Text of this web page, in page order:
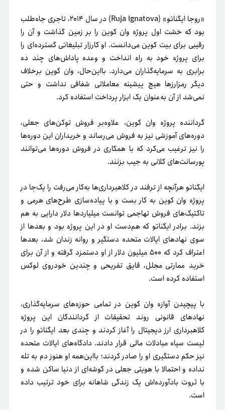
«روجا ایگناتو» (Ruja Ignatova) در سال ۲۰۱۴، تاجری جاه‌طلب
بود که خشت اول پروژه وان کوین را بر زمین گذاشت و آن را
رقیبی برای بیت کوین می‌دانست. او کارزار تبلیغاتی گسترده‌ای را
برای پروژه خود به راه انداخت و وعده پاداش‌های چند‌ ده
برابری به سرمایه‌گذاران می‌دارد. بااین‌حال، وان کوین برخلاف
دیگر رمزارزها هیچ پیشینه معاملاتی شفافی نداشت و حتی
نمی‌شد از آن به‌عنوان یک ابزار پرداخت استفاده کرد.
گرداننده پروژه وان کوین، علاوه‌بر فروش توکن‌های جعلی،
دوره‌های آموزشی نیز به فروش می‌رساند و خریداران این دوره‌ها
را نیز ترغیب می‌کرد که با همکاری در فروش دوره‌ها می‌توانند
پورسانت‌های کلانی به جیب بزنند.
ایگناتو هرآنچه از ترفند در کلاهبرداری‌ها به‌کار می‌رفت را یک‌جا در
پروژه وان کوین به کار بست و با پیاده‌سازی طرح‌های هرمی و
تاکتیک‌های فروش تهاجمی توانست میلیاردها دلار دارایی به هم
بزند. برادر ایگناتو که هم‌دست او در این پروژه بود و بعدها از
سوی نهادهای ایالات متحده دستگیر و روانه زندان شد، بعدها
اعتراف کرد که ۵۰۰ میلیون دلار از او دستمزد گرفته و از آن برای
خرید عمارتی مجلل، قایق تفریحی و چندین خودروی لوکس
استفاده کرده است.
با پیچیدن آوازه وان کوین در تمامی حوزه‌های سرمایه‌گذاری،
نهادهای قانونی روند تحقیقات از گردانندگان این پروژه
کلاهبرداری ارز دیجیتال را آغاز کردند و چندی بعد ایگناتو را در
لیست سیاه مبادلات مالی قرار دادند. دادگاه‌های ایالات متحده
نیز حکم دستگیری او را صادر کردند؛ بااین‌همه او هنوز دم به تله
نداده و احتمالا با هویتی جعلی در گوشه‌ای از دنیا ساکن شده و
با ثروت بادآورده‌اش یک زندگی شاهانه برای خود ترتیب داده
است.